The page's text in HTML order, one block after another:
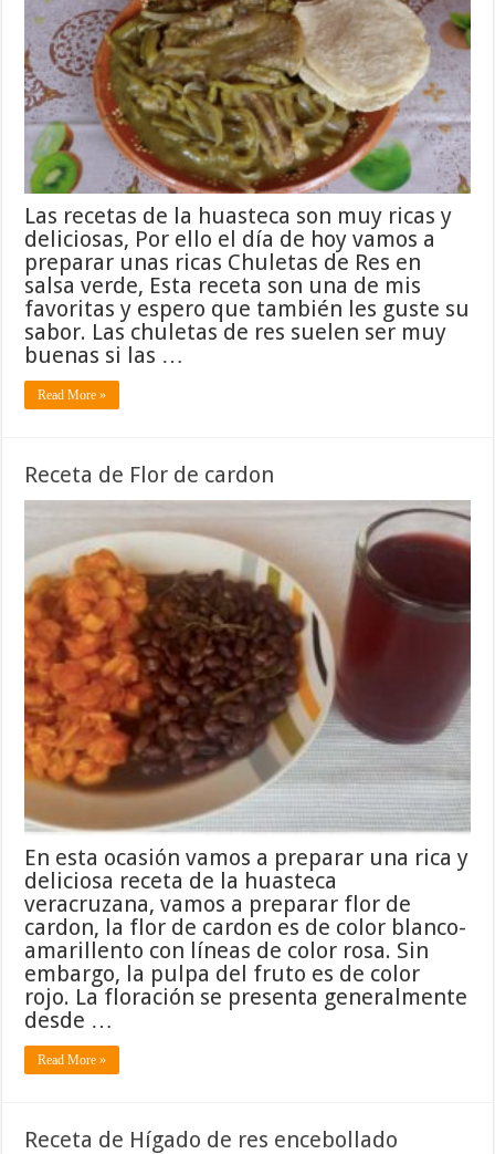
Las recetas de la huasteca son muy ricas y
deliciosas, Por ello el día de hoy vamos a
preparar unas ricas Chuletas de Res en
salsa verde, Esta receta son una de mis
favoritas y espero que también les guste su
sabor. Las chuletas de res suelen ser muy
buenas si las …
Read More »
Receta de Flor de cardon
En esta ocasión vamos a preparar una rica y
deliciosa receta de la huasteca
veracruzana, vamos a preparar flor de
cardon, la flor de cardon es de color blanco-
amarillento con líneas de color rosa. Sin
embargo, la pulpa del fruto es de color
rojo. La floración se presenta generalmente
desde …
Read More »
Receta de Hígado de res encebollado